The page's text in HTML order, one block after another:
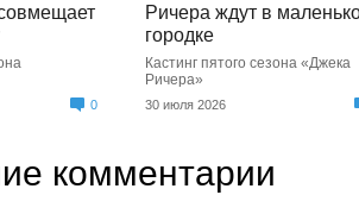
0
Ричера ждут в
городке
Кастинг пятого сезона «Джека
Ричера»
30 июля 2026
комментарии